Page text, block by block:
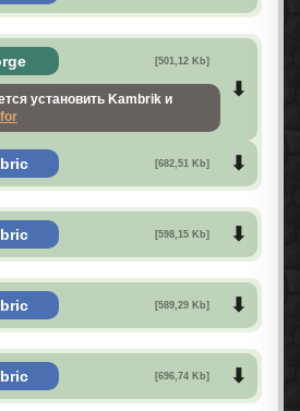
[501,12 Kb]
установить Kambrik и
[682,51 Kb]
[598,15 Kb]
[589,29 Kb]
[696,74 Kb]